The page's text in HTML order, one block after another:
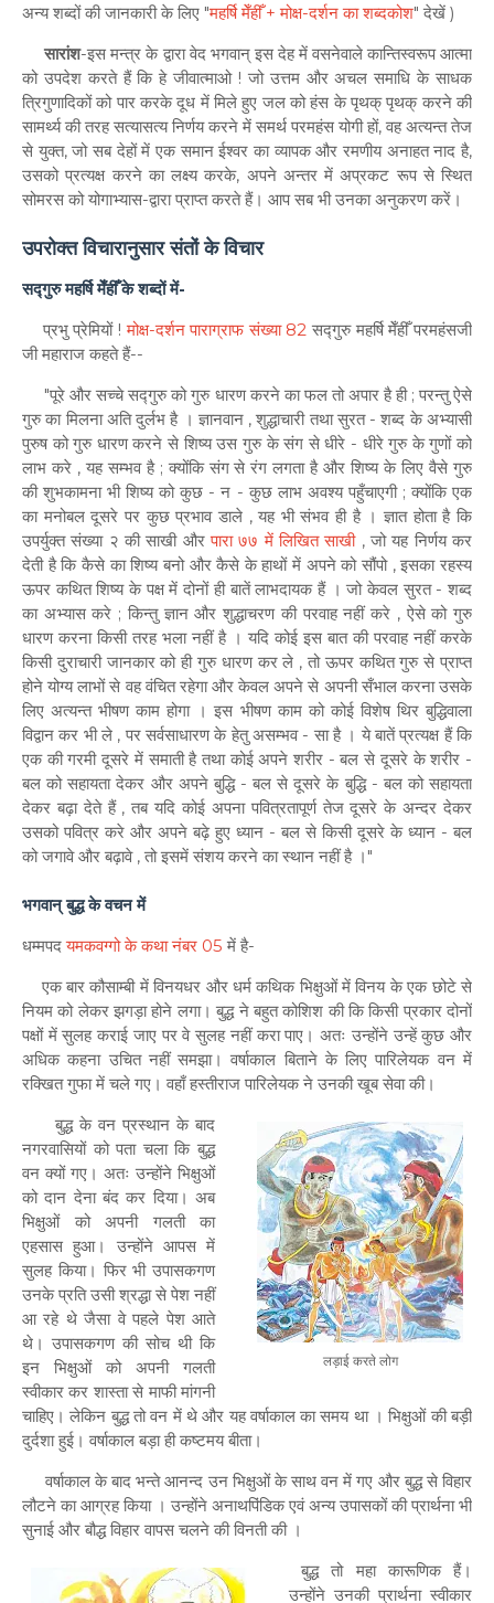
अन्य शब्दों की जानकारी के लिए "महर्षि मेँहीँ + मोक्ष-दर्शन का शब्दकोश" देखें )
सारांश-इस मन्त्र के द्वारा वेद भगवान् इस देह में वसनेवाले कान्तिस्वरूप आत्मा
को उपदेश करते हैं कि हे जीवात्माओ ! जो उत्तम और अचल समाधि के साधक
त्रिगुणादिकों को पार करके दूध में मिले हुए जल को हंस के पृथक् पृथक् करने की
सामर्थ्य की तरह सत्यासत्य निर्णय करने में समर्थ परमहंस योगी हों, वह अत्यन्त तेज
से युक्त, जो सब देहों में एक समान ईश्वर का व्यापक और रमणीय अनाहत नाद है,
उसको प्रत्यक्ष करने का लक्ष्य करके, अपने अन्तर में अप्रकट रूप से स्थित
सोमरस को योगाभ्यास-द्वारा प्राप्त करते हैं। आप सब भी उनका अनुकरण करें।
उपरोक्त विचारानुसार संतों के विचार
सद्गुरु महर्षि मेँहीँ के शब्दों में-
प्रभु प्रेमियों !मोक्ष-दर्शन पाराग्राफ संख्या 82 सद्गुरु महर्षि मेँहीँ परमहंसजी
जी महाराज कहते हैं--
"पूरे और सच्चे सद्गुरु को गुरु धारण करने का फल तो अपार है ही ; परन्तु ऐसे
गुरु का मिलना अति दुर्लभ है । ज्ञानवान , शुद्धाचारी तथा सुरत - शब्द के अभ्यासी
पुरुष को गुरु धारण करने से शिष्य उस गुरु के संग से धीरे - धीरे गुरु के गुणों को
लाभ करे , यह सम्भव है ; क्योंकि संग से रंग लगता है और शिष्य के लिए वैसे गुरु
की शुभकामना भी शिष्य को कुछ - न - कुछ लाभ अवश्य पहुँचाएगी ; क्योंकि एक
का मनोबल दूसरे पर कुछ प्रभाव डाले , यह भी संभव ही है । ज्ञात होता है कि
उपर्युक्त संख्या २ की साखी औरपारा ७७ में लिखित साखी , जो यह निर्णय कर
देती है कि कैसे का शिष्य बनो और कैसे के हाथों में अपने को सौंपो , इसका रहस्य
ऊपर कथित शिष्य के पक्ष में दोनों ही बातें लाभदायक हैं । जो केवल सुरत - शब्द
का अभ्यास करे ; किन्तु ज्ञान और शुद्धाचरण की परवाह नहीं करे , ऐसे को गुरु
धारण करना किसी तरह भला नहीं है । यदि कोई इस बात की परवाह नहीं करके
किसी दुराचारी जानकार को ही गुरु धारण कर ले , तो ऊपर कथित गुरु से प्राप्त
होने योग्य लाभों से वह वंचित रहेगा और केवल अपने से अपनी सँभाल करना उसके
लिए अत्यन्त भीषण काम होगा । इस भीषण काम को कोई विशेष थिर बुद्धिवाला
विद्वान कर भी ले , पर सर्वसाधारण के हेतु असम्भव - सा है । ये बातें प्रत्यक्ष हैं कि
एक की गरमी दूसरे में समाती है तथा कोई अपने शरीर - बल से दूसरे के शरीर -
बल को सहायता देकर और अपने बुद्धि - बल से दूसरे के बुद्धि - बल को सहायता
देकर बढ़ा देते हैं , तब यदि कोई अपना पवित्रतापूर्ण तेज दूसरे के अन्दर देकर
उसको पवित्र करे और अपने बढ़े हुए ध्यान - बल से किसी दूसरे के ध्यान - बल
को जगावे और बढ़ावे , तो इसमें संशय करने का स्थान नहीं है ।"
भगवान् बुद्ध के वचन में
धम्मपदयमकवग्गो के कथा नंबर 05 में है-
एक बार कौसाम्बी में विनयधर और धर्म कथिक भिक्षुओं में विनय के एक छोटे से
नियम को लेकर झगड़ा होने लगा। बुद्ध ने बहुत कोशिश की कि किसी प्रकार दोनों
पक्षों में सुलह कराई जाए पर वे सुलह नहीं करा पाए। अतः उन्होंने उन्हें कुछ और
अधिक कहना उचित नहीं समझा। वर्षाकाल बिताने के लिए पारिलेयक वन में
रक्खित गुफा में चले गए। वहाँ हस्तीराज पारिलेयक ने उनकी खूब सेवा की।
लड़ाई करते लोग
बुद्ध के वन प्रस्थान के बाद
नगरवासियों को पता चला कि बुद्ध
वन क्यों गए। अतः उन्होंने भिक्षुओं
को दान देना बंद कर दिया। अब
भिक्षुओं को अपनी गलती का
एहसास हुआ। उन्होंने आपस में
सुलह किया। फिर भी उपासकगण
उनके प्रति उसी श्रद्धा से पेश नहीं
आ रहे थे जैसा वे पहले पेश आते
थे। उपासकगण की सोच थी कि
इन भिक्षुओं को अपनी गलती
स्वीकार कर शास्ता से माफी मांगनी
चाहिए। लेकिन बुद्ध तो वन में थे और यह वर्षाकाल का समय था । भिक्षुओं की बड़ी
दुर्दशा हुई। वर्षाकाल बड़ा ही कष्टमय बीता।
वर्षाकाल के बाद भन्ते आनन्द उन भिक्षुओं के साथ वन में गए और बुद्ध से विहार
लौटने का आग्रह किया । उन्होंने अनाथपिंडिक एवं अन्य उपासकों की प्रार्थना भी
सुनाई और बौद्ध विहार वापस चलने की विनती की ।
बुद्ध तो महा कारूणिक हैं।
उन्होंने उनकी प्रार्थना स्वीकार